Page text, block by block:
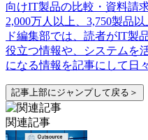
向けIT製品の比較・資料請
2,000万人以上、3,750製品
ド編集部では、読者がIT製
役立つ情報や、システムを
になる情報を記事にして日
記事上部にジャンプして戻る＞
関連記事